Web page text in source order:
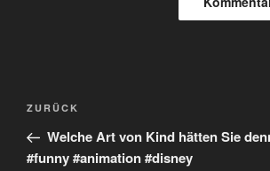
Beitragsnavigation
Vorheriger
Beitrag
ZURÜCK
Welche Art von Kind hätten Sie
#funny #animation #disney